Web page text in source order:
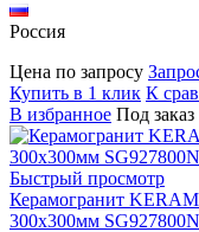
Россия
Цена по запросу
Купить в 1 клик К
В избранное Под заказ
Быстрый просмотр
Керамогранит
300х300мм SG927800N